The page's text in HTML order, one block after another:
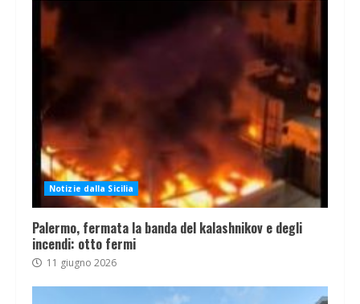
Notizie dalla Sicilia
Palermo, fermata la banda del kalashnikov e degli
incendi: otto fermi
11 giugno 2026